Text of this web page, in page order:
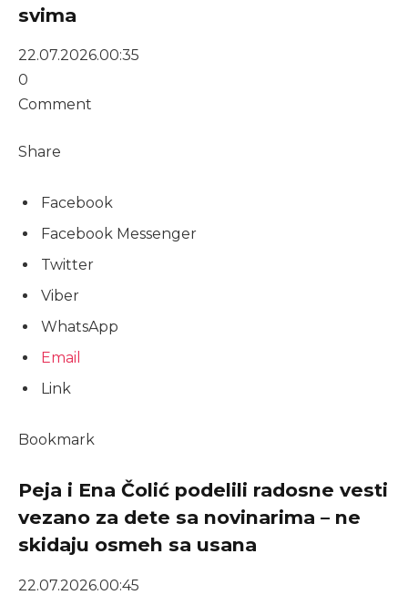
svima
22.07.2026.00:35
0
Comment
Share
Facebook
Facebook Messenger
Twitter
Viber
WhatsApp
Email
Link
Bookmark
Peja i Ena Čolić podelili radosne vesti
vezano za dete sa novinarima – ne
skidaju osmeh sa usana
22.07.2026.00:45